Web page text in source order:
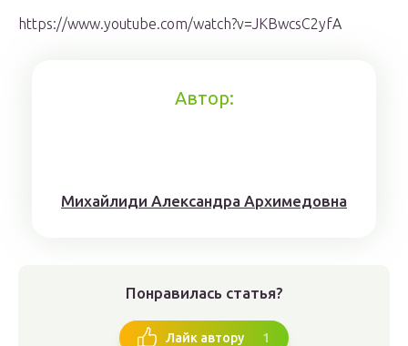
https://www.youtube.com/watch?v=JKBwcsC2yfA
Автор:
Михaйлиди Aлександрa Aрхимедовна
Понравилась статья?
Лайк автору 1